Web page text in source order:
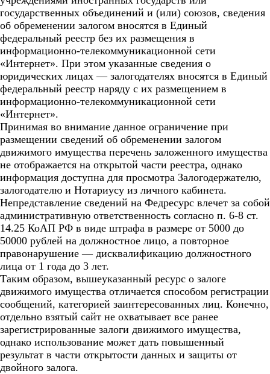
государственных объединений и (или) союзов, сведения
об обременении залогом вносятся в Единый
федеральный реестр без их размещения в
информационно-телекоммуникационной сети
«Интернет». При этом указанные сведения о
юридических лицах — залогодателях вносятся в Единый
федеральный реестр наряду с их размещением в
информационно-телекоммуникационной сети
«Интернет».
Принимая во внимание данное ограничение при
размещении сведений об обременении залогом
движимого имущества перечень заложенного имущества
не отображается на открытой части реестра, однако
информация доступна для просмотра Залогодержателю,
залогодателю и Нотариусу из личного кабинета.
Непредставление сведений на Федресурс влечет за собой
административную ответственность согласно п. 6-8 ст.
14.25 КоАП РФ в виде штрафа в размере от 5000 до
50000 рублей на должностное лицо, а повторное
правонарушение — дисквалификацию должностного
лица от 1 года до 3 лет.
Таким образом, вышеуказанный ресурс о залоге
движимого имущества отличается способом регистрации
сообщений, категорией заинтересованных лиц. Конечно,
отдельно взятый сайт не охватывает все ранее
зарегистрированные залоги движимого имущества,
однако использование может дать повышенный
результат в части открытости данных и защиты от
двойного залога.